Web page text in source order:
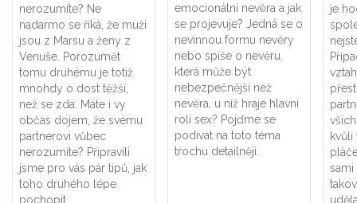
nerozumíte? Ne
nadarmo se říká, že muži
jsou z Marsu a ženy z
Venuše. Porozumět
tomu druhému je totiž
mnohdy o dost těžší,
než se zdá. Máte i vy
občas dojem, že svému
partnerovi vůbec
nerozumíte? Připravili
jsme pro vás pár tipů, jak
toho druhého lépe
pochopit.
emocionální nevěra a jak
se projevuje? Jedná se o
nevinnou formu nevěry
nebo spíše o nevěru,
která může být
nebezpečnější než
nevěra, u níž hraje hlavní
roli sex? Pojďme se
podívat na toto téma
trochu detailněji.
je
kvůli
sami